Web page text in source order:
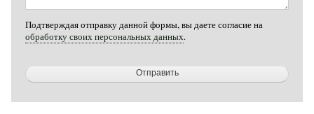
Подтверждая отправку данной формы, вы даете согласие на
обработку своих персональных данных.